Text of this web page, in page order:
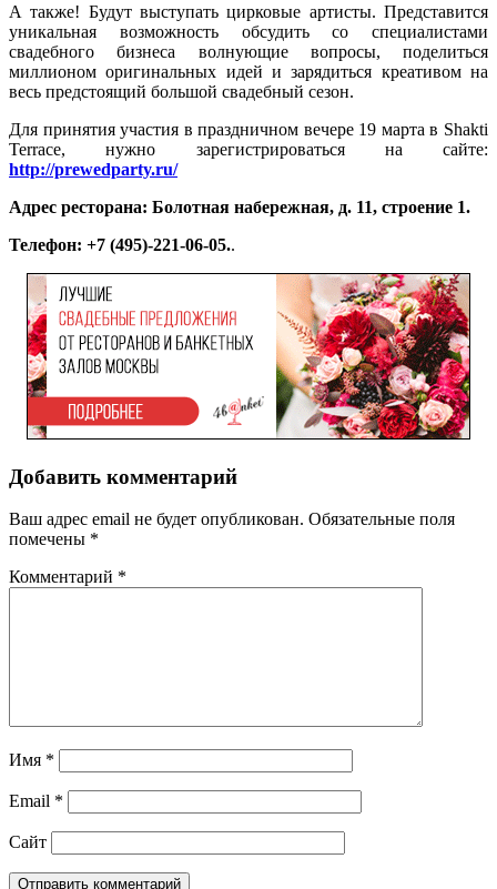
А также! Будут выступать цирковые артисты. Представится
уникальная возможность обсудить со специалистами
свадебного бизнеса волнующие вопросы, поделиться
миллионом оригинальных идей и зарядиться креативом на
весь предстоящий большой свадебный сезон.
Для принятия участия в праздничном вечере 19 марта в Shakti
Terracе, нужно зарегистрироваться на сайте:
http://prewedparty.ru/
Адрес ресторана: Болотная набережная, д. 11, строение 1.
Телефон: +7 (495)-221-06-05..
Добавить комментарий
Ваш адрес email не будет опубликован. Обязательные поля
помечены *
Комментарий *
Имя *
Email *
Сайт